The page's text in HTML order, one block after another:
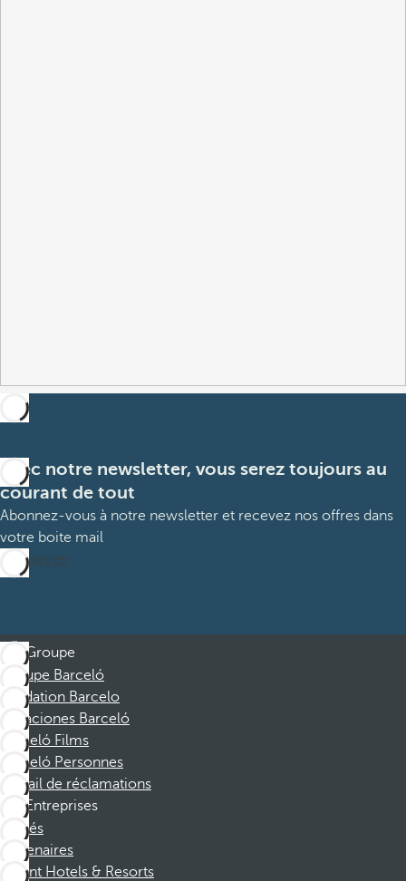
Avec notre newsletter, vous serez toujours au
courant de tout
Abonnez-vous à notre newsletter et recevez nos offres dans
votre boite mail
M’abonner
Groupe
Groupe Barceló
Fondation Barcelo
Vacaciones Barceló
Barceló Films
Barceló Personnes
Portail de réclamations
Entreprises
Affiliés
Partenaires
Dorint Hotels & Resorts